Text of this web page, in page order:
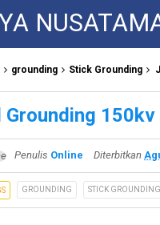
grounding Stick Grounding
Grounding
Penulis Online Diterbitkan
GROUNDING STICK GROUNDING